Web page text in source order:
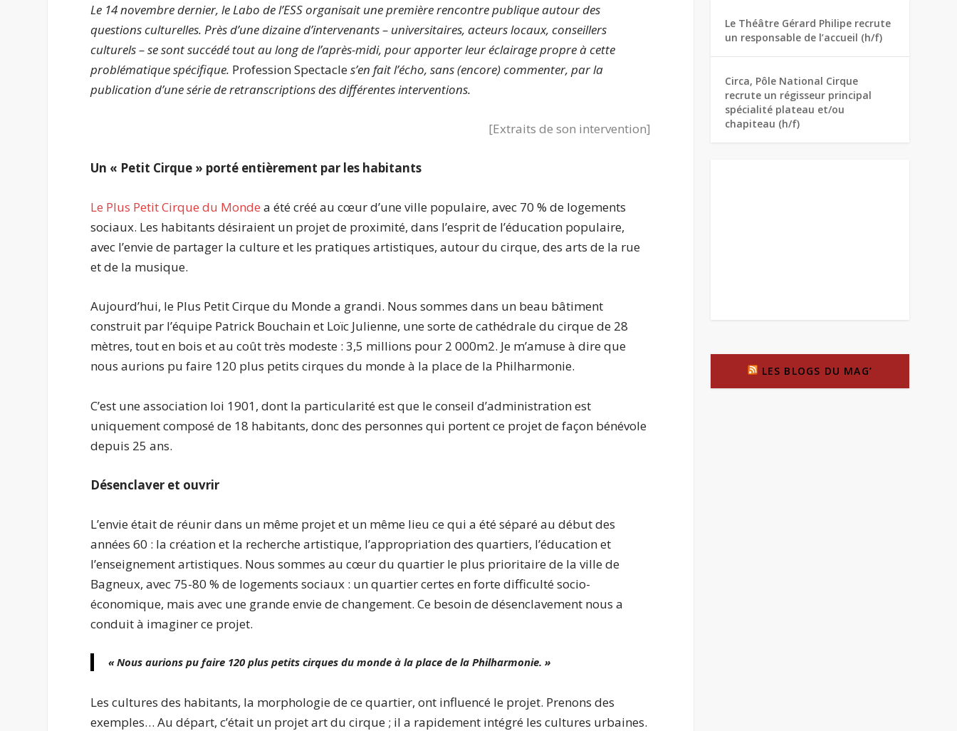
Le 14 novembre dernier, le Labo de l’ESS organisait une première rencontre publique autour des
questions culturelles. Près d’une dizaine d’intervenants – universitaires, acteurs locaux, conseillers
culturels – se sont succédé tout au long de l’après-midi, pour apporter leur éclairage propre à cette
problématique spécifique. Profession Spectacles’en fait l’écho, sans (encore) commenter, par la
publication d’une série de retranscriptions des différentes interventions.
[Extraits de son intervention]
Un « Petit Cirque » porté entièrement par les habitants
Le Plus Petit Cirque du Monde a été créé au cœur d’une ville populaire, avec 70 % de logements
sociaux. Les habitants désiraient un projet de proximité, dans l’esprit de l’éducation populaire,
avec l’envie de partager la culture et les pratiques artistiques, autour du cirque, des arts de la rue
et de la musique.
Aujourd’hui, le Plus Petit Cirque du Monde a grandi. Nous sommes dans un beau bâtiment
construit par l’équipe Patrick Bouchain et Loïc Julienne, une sorte de cathédrale du cirque de 28
mètres, tout en bois et au coût très modeste : 3,5 millions pour 2 000m2. Je m’amuse à dire que
nous aurions pu faire 120 plus petits cirques du monde à la place de la Philharmonie.
C’est une association loi 1901, dont la particularité est que le conseil d’administration est
uniquement composé de 18 habitants, donc des personnes qui portent ce projet de façon bénévole
depuis 25 ans.
Désenclaver et ouvrir
L’envie était de réunir dans un même projet et un même lieu ce qui a été séparé au début des
années 60 : la création et la recherche artistique, l’appropriation des quartiers, l’éducation et
l’enseignement artistiques. Nous sommes au cœur du quartier le plus prioritaire de la ville de
Bagneux, avec 75-80 % de logements sociaux : un quartier certes en forte difficulté socio-
économique, mais avec une grande envie de changement. Ce besoin de désenclavement nous a
conduit à imaginer ce projet.
« Nous aurions pu faire 120 plus petits cirques du monde à la place de la Philharmonie. »
Les cultures des habitants, la morphologie de ce quartier, ont influencé le projet. Prenons des
exemples… Au départ, c’était un projet art du cirque ; il a rapidement intégré les cultures urbaines.
Le Théâtre Gérard Philipe recrute
un responsable de l’accueil (h/f)
Circa, Pôle National Cirque
recrute un régisseur principal
spécialité plateau et/ou
chapiteau (h/f)
LES BLOGS DU MAG’